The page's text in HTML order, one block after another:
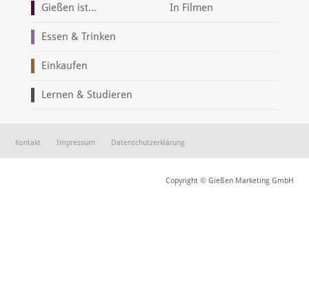
Gießen ist... In Filmen
Essen & Trinken
Einkaufen
Lernen & Studieren
Kontakt Impressum Datenschutzerklärung
Copyright © Gießen Marketing GmbH